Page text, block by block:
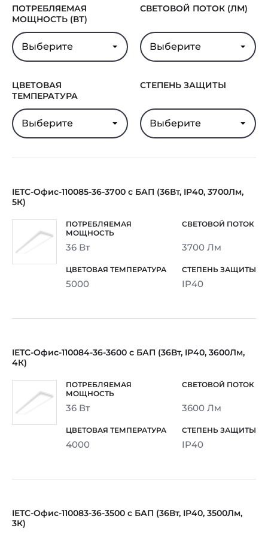
Гарантия 5 лет
ПОТРЕБЛЯЕМАЯ
МОЩНОСТЬ (ВТ)
Выберите
СВЕТОВОЙ ПОТОК (ЛМ)
Выберите
ЦВЕТОВАЯ
ТЕМПЕРАТУРА
Выберите
СТЕПЕНЬ ЗАЩИТЫ
Выберите
IETC-Офис-110085-36-3700 с БАП (36Вт, IP40, 3700Лм,
5К)
36 Вт 3700 Лм
5000 IP40
IETC-Офис-110084-36-3600 с БАП (36Вт, IP40, 3600Лм,
4К)
36 Вт 3600 Лм
4000 IP40
IETC-Офис-110083-36-3500 с БАП (36Вт, IP40, 3500Лм,
3К)